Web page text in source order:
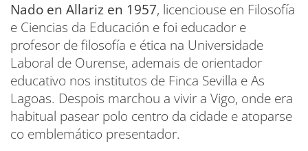
Nado en Allariz en 1957, licenciouse en Filosofía
e Ciencias da Educación e foi educador e
profesor de filosofía e ética na Universidade
Laboral de Ourense, ademais de orientador
educativo nos institutos de Finca Sevilla e As
Lagoas. Despois marchou a vivir a Vigo, onde era
habitual pasear polo centro da cidade e atoparse
co emblemático presentador.